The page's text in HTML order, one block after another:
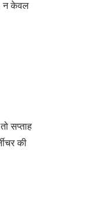
न केवल
सप्ताह
की